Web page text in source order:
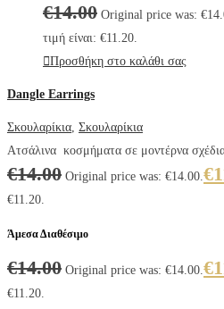
€14.00 Original price was:
τιμή είναι: €11.20.
Προσθήκη στο καλάθι σας
Dangle Earrings
Σκουλαρίκια, Σκουλαρίκια
Ατσάλινα κοσμήματα σε μοντέρνα
€14.00 Original price was: €14.00.€
€11.20.
Άμεσα Διαθέσιμο
€14.00 Original price was: €14.00.€
€11.20.